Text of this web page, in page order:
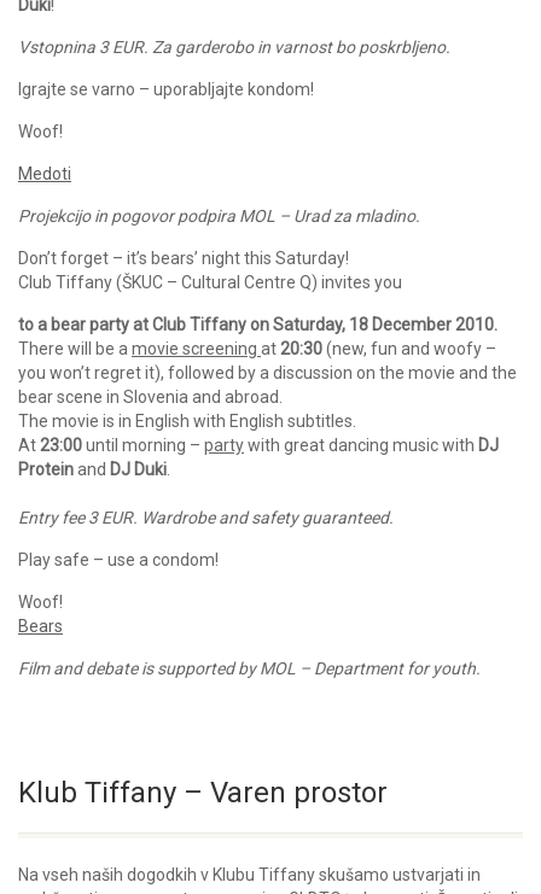
Duki!
Vstopnina 3 EUR. Za garderobo in varnost bo poskrbljeno.
Igrajte se varno – uporabljajte kondom!
Woof!
Medoti
Projekcijo in pogovor podpira MOL – Urad za mladino.
Don’t forget – it’s bears’ night this Saturday!
Club Tiffany (ŠKUC – Cultural Centre Q) invites you
to a bear party at Club Tiffany on Saturday, 18 December 2010.
There will be a movie screening at 20:30(new, fun and woofy –
you won’t regret it), followed by a discussion on the movie and the
bear scene in Slovenia and abroad.
The movie is in English with English subtitles.
At 23:00until morning – partywith great dancing music with DJ
Proteinand DJ Duki
Entry fee 3 EUR. Wardrobe and safety guaranteed.
Play safe – use a condom!
Woof!
Bears
Film and debate is supported by MOL – Department for youth.
Klub Tiffany – Varen prostor
Na vseh naših dogodkih v Klubu Tiffany skušamo ustvarjati in